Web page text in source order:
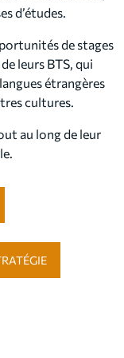
d’études.
de stages
leurs BTS, qui
étrangères
cultures.
au long de leur